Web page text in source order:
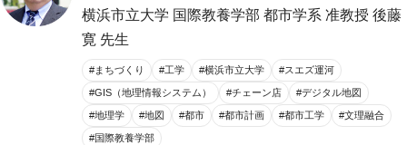
横浜市立大学 国際教養学部 都市学系 准教授 後藤
寛 先生
#まちづくり #工学 #横浜市立大学 #スエズ運河
#GIS（地理情報システム） #チェーン店 #デジタル地図
#地理学 #地図 #都市 #都市計画 #都市工学 #文理融合
#国際教養学部